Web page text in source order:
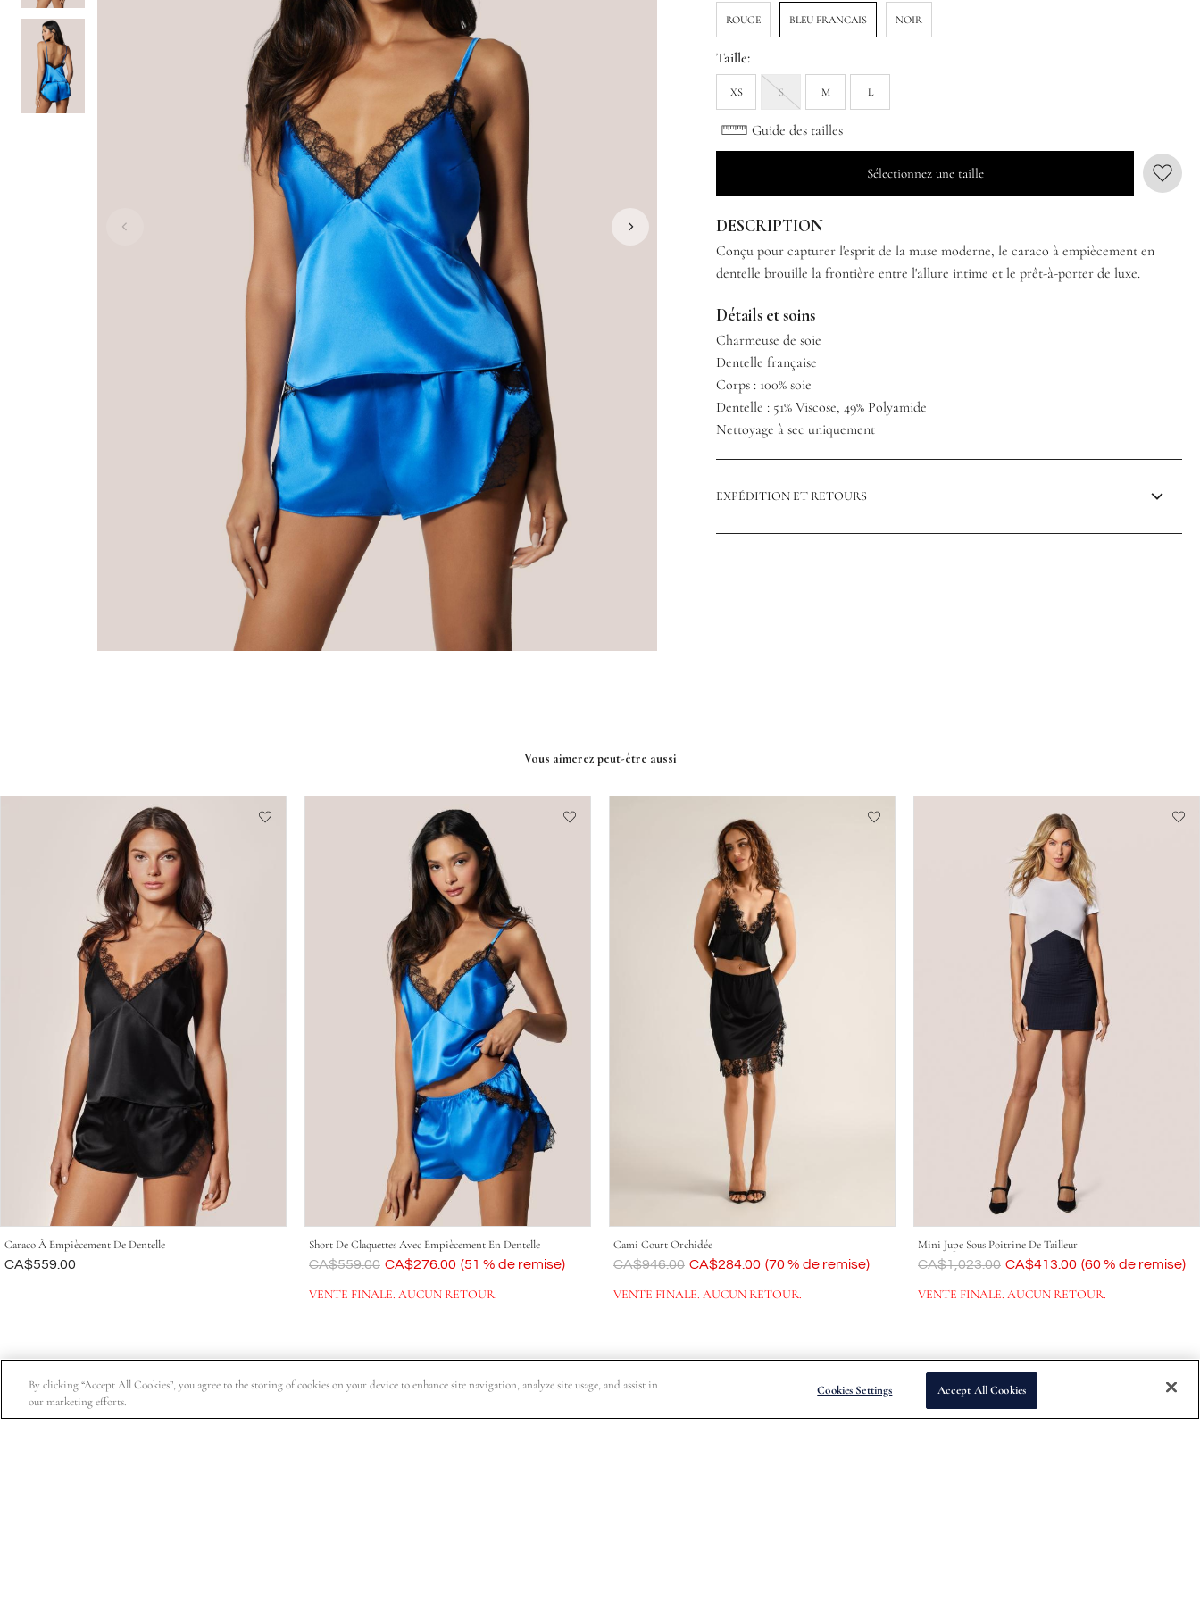
ROUGE BLEU FRANCAIS NOIR
Taille:
XS S M L
Guide des tailles
Sélectionnez une taille
DESCRIPTION
Conçu pour capturer l'esprit de la muse moderne, le caraco à empiècement en
dentelle brouille la frontière entre l'allure intime et le prêt-à-porter de luxe.
Détails et soins
Charmeuse de soie
Dentelle française
Corps : 100% soie
Dentelle : 51% Viscose, 49% Polyamide
Nettoyage à sec uniquement
EXPÉDITION ET RETOURS
Vous aimerez peut-être aussi
Caraco À Empiècement De Dentelle
Était
CA$559.00
Short De Claquettes Avec Empiècement En Dentelle
Était
CA$559.00 Maintenant
CA$276.00 (51 % de remise)
VENTE FINALE. AUCUN RETOUR.
Cami Court Orchidée
Était
CA$946.00 Maintenant
CA$284.00 (70 % de remise)
VENTE FINALE. AUCUN RETOUR.
Mini Jupe Sous Poitrine De Tailleur
Était
CA$1,023.00 Maintenant
CA$413.00 (60 % de remise)
VENTE FINALE. AUCUN RETOUR.
Abonnez-vous pour obtenir 15 % de rabais sur votre première commande, un accès exclusif aux événements de magasinage VIP, les dates de sortie des collections et d'autres offres spéciales.
By clicking “Accept All Cookies”, you agree to the storing of cookies on your device to enhance site navigation, analyze site usage, and assist in
our marketing efforts.
Cookies Settings Accept All Cookies